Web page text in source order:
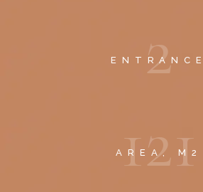
2
ENTRANCE
121
AREA, M2